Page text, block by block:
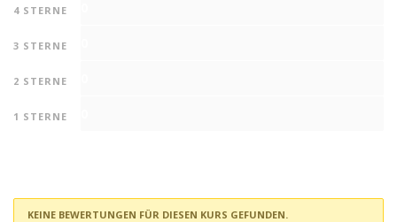
4 STERNE
3 STERNE
2 STERNE
1 STERNE
KEINE BEWERTUNGEN FÜR DIESEN KURS GEFUNDEN.